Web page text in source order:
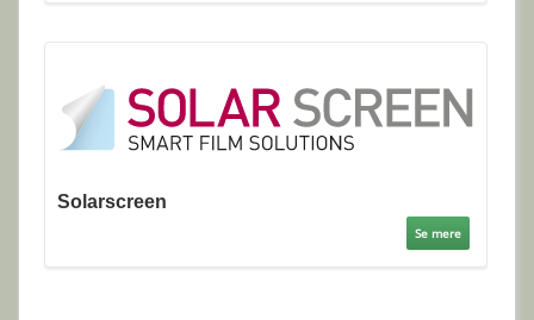
Solarscreen
Se mere